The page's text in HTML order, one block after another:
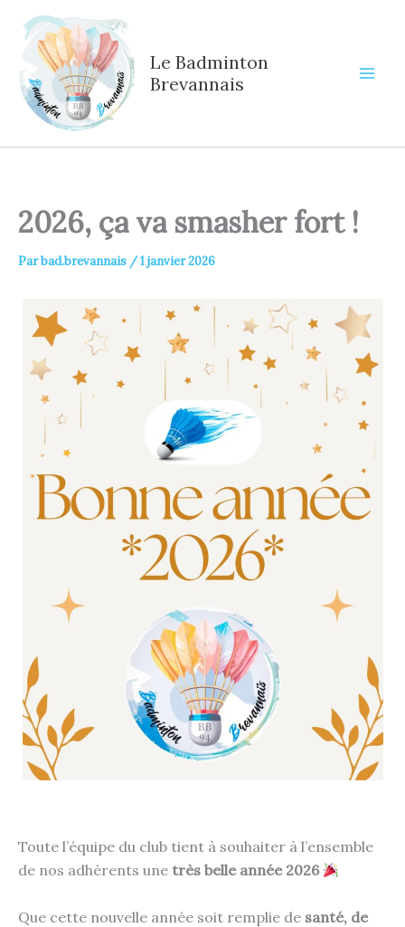
contenu
Le Badminton
Brevannais
2026, ça va smasher fort !
Parbad.brevannais /1 janvier 2026
Toute l’équipe du club tient à souhaiter à l’ensemble
de nos adhérents une très belle année 2026
Que cette nouvelle année soit remplie de santé, de